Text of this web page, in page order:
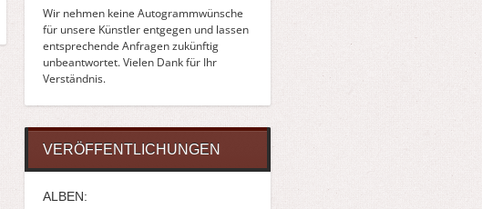
Wir nehmen keine Autogrammwünsche
für unsere Künstler entgegen und lassen
entsprechende Anfragen zukünftig
unbeantwortet. Vielen Dank für Ihr
Verständnis.
VERÖFFENTLICHUNGEN
ALBEN: